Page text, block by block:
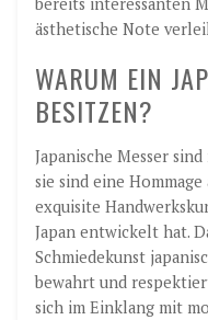
ästhetische Note
WARUM EIN
BESITZEN?
Japanische Messer
sie sind eine
exquisite
Japan entwickelt hat.
Schmiedekunst
bewahrt und
sich im Einklang mit